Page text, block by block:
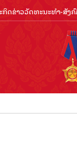
ກິດຂ່າວວັດທະນະທຳ-ສັງ